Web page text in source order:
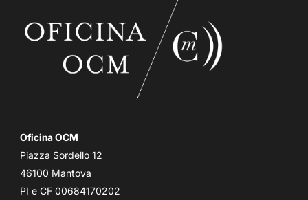
Oficina OCM
Piazza Sordello 12
46100 Mantova
PI e CF 00684170202